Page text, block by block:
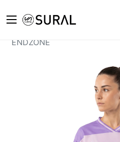
Todos los productos
ENDZONE